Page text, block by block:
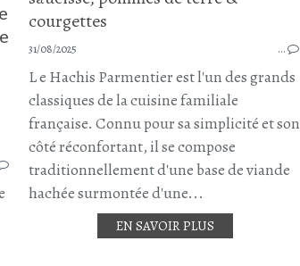
31/08/2025 …
L e Hachis Parmentier est l'un des grands
classiques de la cuisine familiale
française. Connu pour sa simplicité et son
côté réconfortant, il se compose
traditionnellement d'une base de viande
hachée surmontée d'une...
EN SAVOIR PLUS
PLAT COMPLET
RATATOUILLE
COURGETTE
POIVRON
POIVRON JAUNE
POIVRON ROUGE
AUBERGINE